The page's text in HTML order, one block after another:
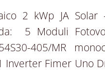
2 kWp JA Solar
5 Moduli
405/MR
Fimer Uno